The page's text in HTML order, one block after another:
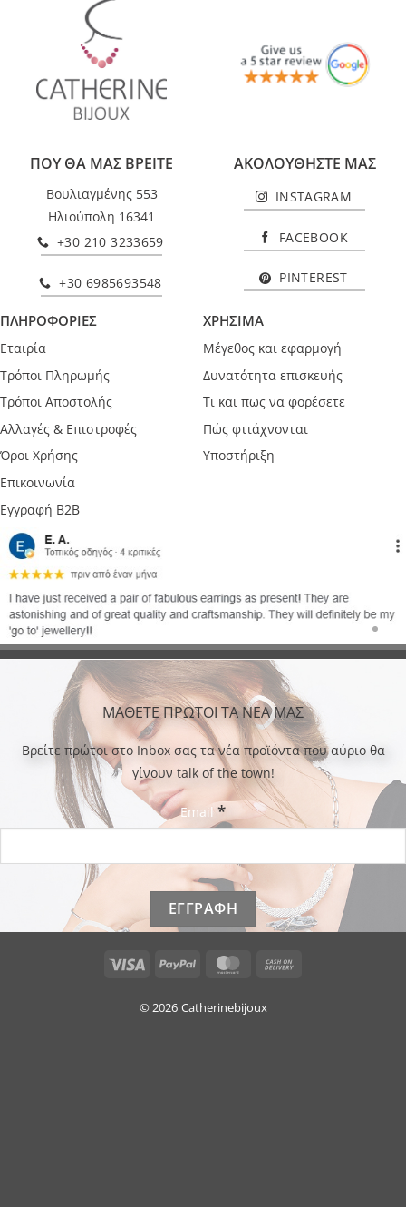
ΠΟΥ ΘΑ ΜΑΣ ΒΡΕΙΤΕ
Βουλιαγμένης 553
Ηλιούπολη 16341
+30 210 3233659
+30 6985693548
ΑΚΟΛΟΥΘΗΣΤΕ ΜΑΣ
INSTAGRAM
FACEBOOK
PINTEREST
ΠΛΗΡΟΦΟΡΙΕΣ
Εταιρία
Τρόποι Πληρωμής
Τρόποι Αποστολής
Αλλαγές & Επιστροφές
Όροι Χρήσης
Επικοινωνία
Εγγραφή B2B
ΧΡΗΣΙΜΑ
Μέγεθος και εφαρμογή
Δυνατότητα επισκευής
Τι και πως να φορέσετε
Πώς φτιάχνονται
Υποστήριξη
ΜΑΘΕΤΕ ΠΡΩΤΟΙ ΤΑ ΝΕΑ ΜΑΣ
Bρείτε πρώτοι στο Inbox σας τα νέα προϊόντα που αύριο θα
γίνουν talk of the town!
Email *
Visa PayPal MasterCard
© 2026 Catherinebijoux